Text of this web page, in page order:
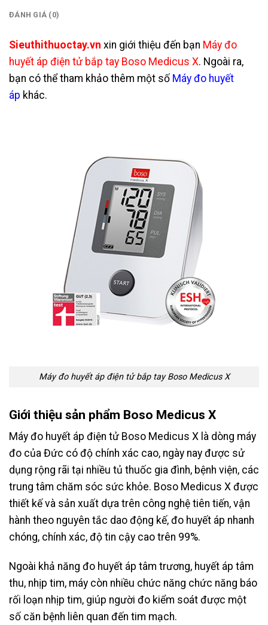
ĐÁNH GIÁ (0)
Sieuthithuoctay.vn xin giới thiệu đến bạn Máy đo
huyết áp điện tử bắp tay Boso Medicus X. Ngoài ra,
bạn có thể tham khảo thêm một số Máy đo huyết
áp khác.
Máy đo huyết áp điện tử bắp tay Boso Medicus X
Giới thiệu sản phẩm Boso Medicus X
Máy đo huyết áp điện tử Boso Medicus X là dòng máy
đo của Đức có độ chính xác cao, ngày nay được sử
dụng rộng rãi tại nhiều tủ thuốc gia đình, bệnh viện, các
trung tâm chăm sóc sức khỏe. Boso Medicus X được
thiết kế và sản xuất dựa trên công nghệ tiên tiến, vận
hành theo nguyên tắc dao động kế, đo huyết áp nhanh
chóng, chính xác, độ tin cậy cao trên 99%.
Ngoài khả năng đo huyết áp tâm trương, huyết áp tâm
thu, nhịp tim, máy còn nhiều chức năng chức năng báo
rối loạn nhịp tim, giúp người đo kiểm soát được một
số căn bệnh liên quan đến tim mạch.